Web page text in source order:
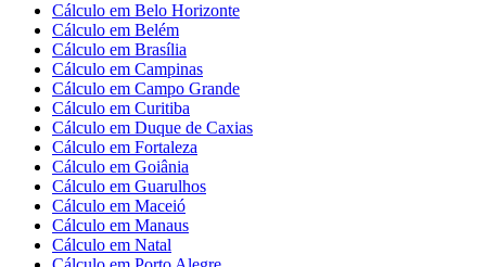
Cálculo em Belo Horizonte
Cálculo em Belém
Cálculo em Brasília
Cálculo em Campinas
Cálculo em Campo Grande
Cálculo em Curitiba
Cálculo em Duque de Caxias
Cálculo em Fortaleza
Cálculo em Goiânia
Cálculo em Guarulhos
Cálculo em Maceió
Cálculo em Manaus
Cálculo em Natal